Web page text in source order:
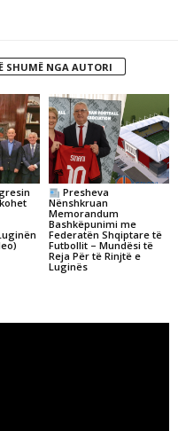
SHUMË NGA AUTORI
Presheva
Nënshkruan
Memorandum
Bashkëpunimi me
Federatën Shqiptare të
Futbollit – Mundësi të
Reja Për të Rinjtë e
Luginës